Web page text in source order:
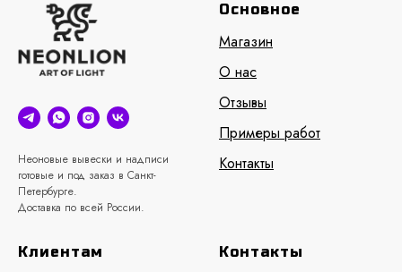
Неоновые вывески и надписи
готовые и под заказ в Санкт-
Петербурге.
Доставка по всей России.
Основное
Магазин
О нас
Отзывы
Примеры работ
Контакты
Клиентам Контакты